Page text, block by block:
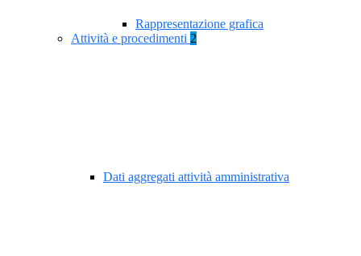
Rappresentazione grafica
Attività e procedimenti 2
Dati aggregati attività amministrativa